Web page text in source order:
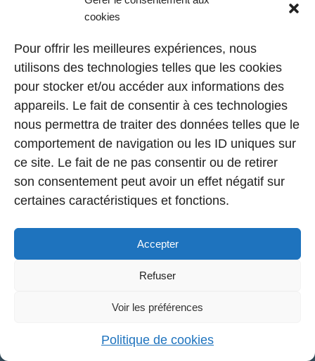
cookies
Pour offrir les meilleures expériences, nous
utilisons des technologies telles que les cookies
pour stocker et/ou accéder aux informations des
appareils. Le fait de consentir à ces technologies
nous permettra de traiter des données telles que le
comportement de navigation ou les ID uniques sur
ce site. Le fait de ne pas consentir ou de retirer
son consentement peut avoir un effet négatif sur
certaines caractéristiques et fonctions.
Accepter
Refuser
Voir les préférences
Politique de cookiesActiver la musique